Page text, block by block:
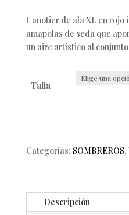
Canotier de ala XL en rojo
amapolas de seda que
un aire artístico al
Talla
Categorías: SOMBREROS,
Descripción